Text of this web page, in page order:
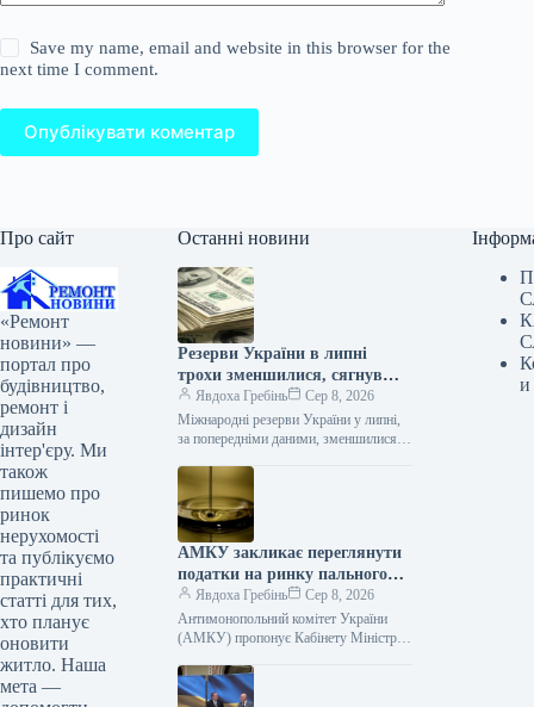
Save my name, email and website in this browser for the
next time I comment.
Опублікувати коментар
Про сайт
«Ремонт
новини» —
портал про
будівництво,
ремонт і
дизайн
інтер'єру. Ми
також
пишемо про
ринок
нерухомості
та публікуємо
практичні
статті для тих,
хто планує
оновити
житло. Наша
мета —
Останні новини
Резерви України в липні
трохи зменшилися, сягнувши
$51,2 млрд
Явдоха Гребінь
Сер 8, 2026
Міжнародні резерви України у липні,
за попередніми даними, зменшилися
$51,2 мільярда. Про…
АМКУ закликає переглянути
податки на ринку пального
під час кризи
Явдоха Гребінь
Сер 8, 2026
Антимонопольний комітет України
(АМКУ) пропонує Кабінету Міністрів
на ринку нафтопродуктів для
реагування на кризові явища. «Україна
и